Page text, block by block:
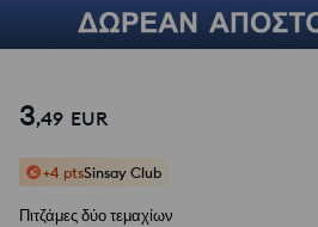
3,49 EUR
+4 ptsSinsay Club
Πιτζάμες δύο τεμαχίων